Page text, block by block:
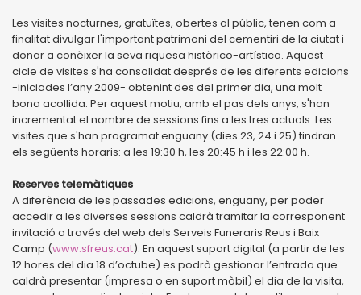
Les visites nocturnes, gratuïtes, obertes al públic, tenen com a
finalitat divulgar l'important patrimoni del cementiri de la ciutat i
donar a conèixer la seva riquesa històrico-artística. Aquest
cicle de visites s'ha consolidat després de les diferents edicions
-iniciades l’any 2009- obtenint des del primer dia, una molt
bona acollida. Per aquest motiu, amb el pas dels anys, s'han
incrementat el nombre de sessions fins a les tres actuals. Les
visites que s'han programat enguany (dies 23, 24 i 25) tindran
els següents horaris: a les 19:30 h, les 20:45 h i les 22:00 h.
Reserves telemàtiques
A diferència de les passades edicions, enguany, per poder
accedir a les diverses sessions caldrà tramitar la corresponent
invitació a través del web dels Serveis Funeraris Reus i Baix
Camp (www.sfreus.cat). En aquest suport digital (a partir de les
12 hores del dia 18 d’octube) es podrà gestionar l’entrada que
caldrà presentar (impresa o en suport mòbil) el dia de la visita,